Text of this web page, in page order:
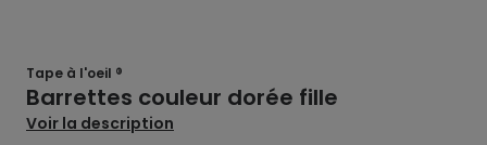
Tape à l'oeil ®
Barrettes couleur dorée fille
Voir la description